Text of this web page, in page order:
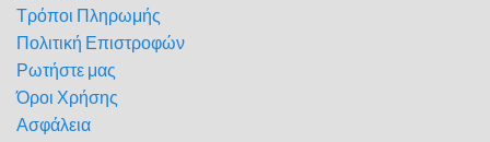
Τρόποι Πληρωμής
Πολιτική Επιστροφών
Ρωτήστε μας
Όροι Χρήσης
Ασφάλεια